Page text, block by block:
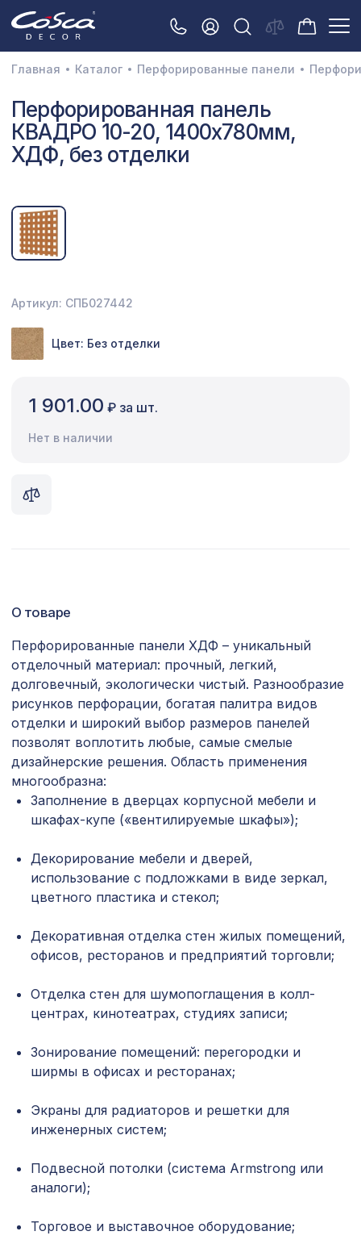
3D орнамент
Акустические панели
Декоративные балки и брус
Межкомнатные арки
Натуральные покрытия
Плинтусы
Распродажа
Экраны для радиаторов
Диагональ, бук без отделки
Натуральные обои Cosca Папирус
Ван Гог, 0,91 x 5,5 м
1007 ₽
Натуральные обои Cosca Traditional
Prints L5034, 0,91 x 6,2 м
РОМАНИКО, 2070х930мм, ХДФ, бук
Консоль для балки 200х130мм,
Пирамида для края, 40х40х11 мм 94 ₽
150х95мм, красный сандал
680 ₽
Молдинг MX001, 26х12, 2000мм,
Консоль для балки 120х120мм, белый
Перфорированная панель КРИСТАЛЛ,
1030х695мм, ХДФ, дуб сонома
для балки 90х60мм без отделки,
РОМАНИКО ФИОРОНЕ, 595х595мм,
ХДФ, белая
760 ₽
КВАДРО 8-28 МИРИАДЕ, 595х595мм,
Главная Каталог Перфорированные панели
Перфорированная панель
КВАДРО 10-20, 1400х780мм,
ХДФ, без отделки
Артикул: СПБ027442
Цвет: Без отделки
1 901.00 ₽ за шт.
Нет в наличии
О товаре
Перфорированные панели ХДФ – уникальный
отделочный материал: прочный, легкий,
долговечный, экологически чистый. Разнообразие
рисунков перфорации, богатая палитра видов
отделки и широкий выбор размеров панелей
позволят воплотить любые, самые смелые
дизайнерские решения. Область применения
многообразна:
Заполнение в дверцах корпусной мебели и
шкафах-купе («вентилируемые шкафы»);
Декорирование мебели и дверей,
использование с подложками в виде зеркал,
цветного пластика и стекол;
Декоративная отделка стен жилых помещений,
офисов, ресторанов и предприятий торговли;
Отделка стен для шумопоглащения в колл-
центрах, кинотеатрах, студиях записи;
Зонирование помещений: перегородки и
ширмы в офисах и ресторанах;
Экраны для радиаторов и решетки для
инженерных систем;
Подвесной потолки (система Armstrong или
аналоги);
Торговое и выставочное оборудование;